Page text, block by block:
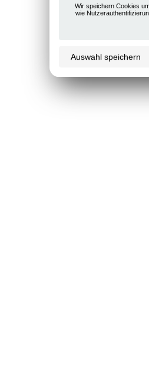
Wir speichern Cookies
wie
Auswahl speichern